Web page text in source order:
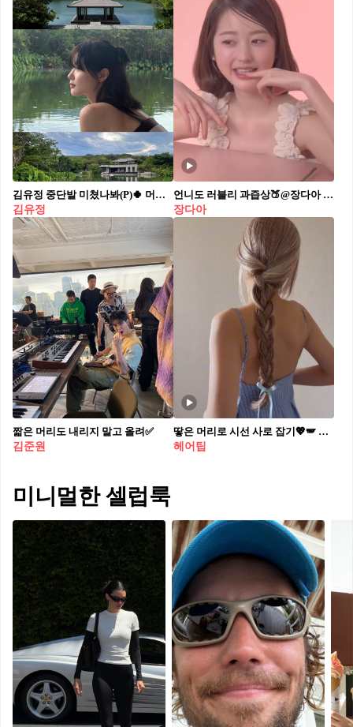
김유정 중단발 미쳤나봐(P)🍀 머리 자르고 레전드 찍은 김유정의 뉴 헤어스타일✨
김유정
언니도 러블리 과즙상🍑@장다아⁠ 요정 비주얼 뽐내는 다아&원영 자매💖 단발 너무 찰떡이야🫶🏻⁠
장다아
짧은 머리도 내리지 말고 올려✅
김준원
땋은 머리로 시선 사로 잡기💖🪽 디테일부터 완성까지, 따라 하고 싶은 포인트 한가득 담았어요🤗
헤어팁
미니멀한 셀럽룩